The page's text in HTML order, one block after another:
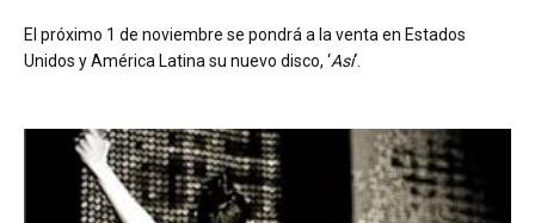
El próximo 1 de noviembre se pondrá a la venta en Estados
Unidos y América Latina su nuevo disco, ‘Así‘.